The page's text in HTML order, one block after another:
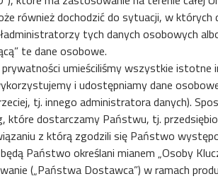
również dochodzić do sytuacji, w których
tych danych osobowych
te dane osobowe.
umieściliśmy wszystkie istotne
i udostępniamy dane
tj. innego administratora danych).
które dostarczamy Państwu, tj.
z którą zgodzili się Państwo
Państwo określani mianem „Osoby
(„Państwa Dostawca”) w ramach